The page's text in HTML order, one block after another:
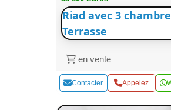
Riad avec 3
Terrasse
en vente
Contacter Appelez